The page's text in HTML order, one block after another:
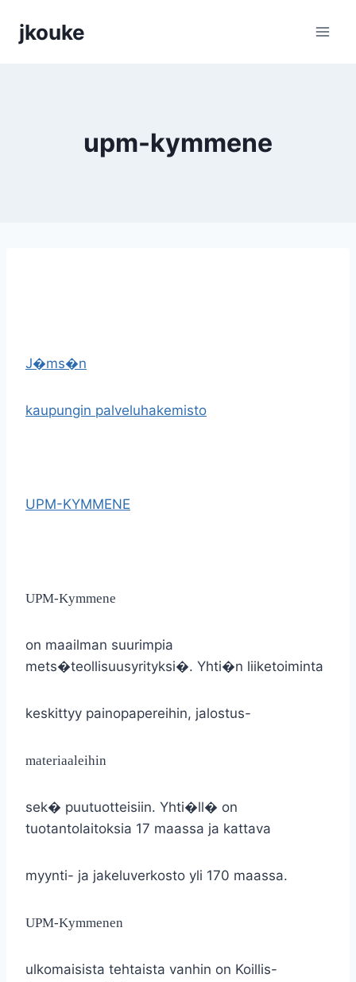
sisältöön
jkouke
upm-kymmene
J�ms�n
kaupungin palveluhakemisto
UPM-KYMMENE
UPM-Kymmene
on maailman suurimpia
mets�teollisuusyrityksi�. Yhti�n liiketoiminta
keskittyy painopapereihin, jalostus-
materiaaleihin
sek� puutuotteisiin. Yhti�ll� on
tuotantolaitoksia 17 maassa ja kattava
myynti- ja jakeluverkosto yli 170 maassa.
UPM-Kymmenen
ulkomaisista tehtaista vanhin on Koillis-